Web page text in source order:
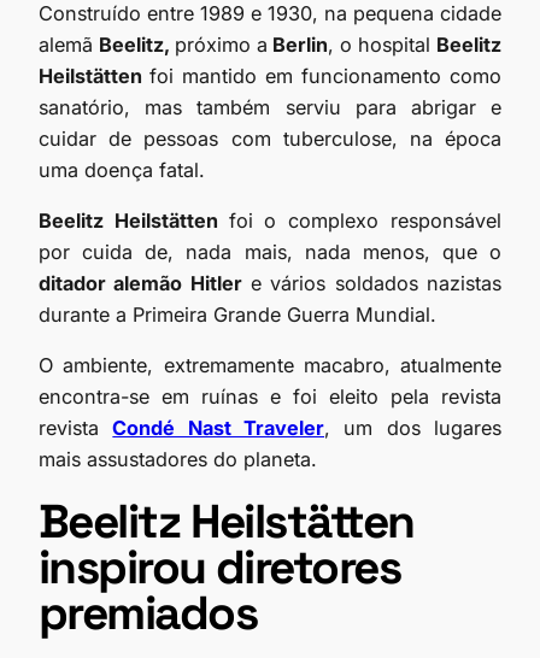
Construído entre 1989 e 1930, na pequena cidade
alemã Beelitz, próximo a Berlin, o hospital Beelitz
Heilstätten foi mantido em funcionamento como
sanatório, mas também serviu para abrigar e
cuidar de pessoas com tuberculose, na época
uma doença fatal.
Beelitz Heilstätten foi o complexo responsável
por cuida de, nada mais, nada menos, que o
ditador alemão Hitlere vários soldados nazistas
durante a Primeira Grande Guerra Mundial.
O ambiente, extremamente macabro, atualmente
encontra-se em ruínas e foi eleito pela revista
revistaCondé Nast Traveler, um dos lugares
mais assustadores do planeta.
Beelitz Heilstätten
inspirou diretores
premiados